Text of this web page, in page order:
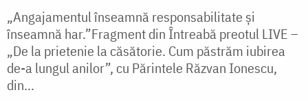
„Angajamentul înseamnă responsabilitate și
înseamnă har.”Fragment din Întreabă preotul LIVE –
„De la prietenie la căsătorie. Cum păstrăm iubirea
de-a lungul anilor”, cu Părintele Răzvan Ionescu,
din...